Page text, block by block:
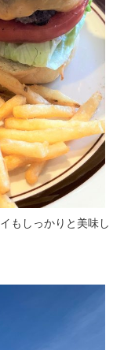
もしっかりと美味し